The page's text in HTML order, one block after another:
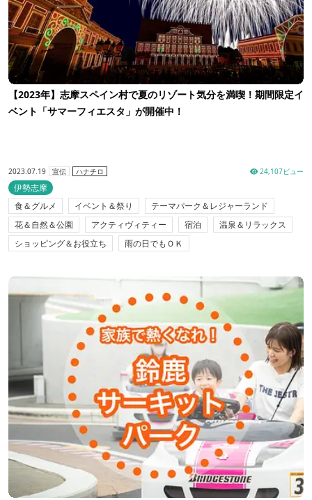
【2023年】志摩スペイン村で夏のリゾート気分を満喫！期間限定イ
ベント「サマーフィエスタ」が開催中！
2023.07.19 宣伝 ハナチロ 24,107ビュー
伊勢志摩
食＆グルメ
イベント＆祭り
テーマパーク＆レジャーランド
花＆自然＆公園
アクティヴィティー 宿泊
温泉＆リラックス
ショッピング＆お役立ち
雨の日でもＯＫ